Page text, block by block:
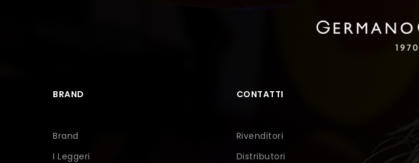
BRAND
Brand
I Leggeri
CONTATTI
Rivenditori
Distributori